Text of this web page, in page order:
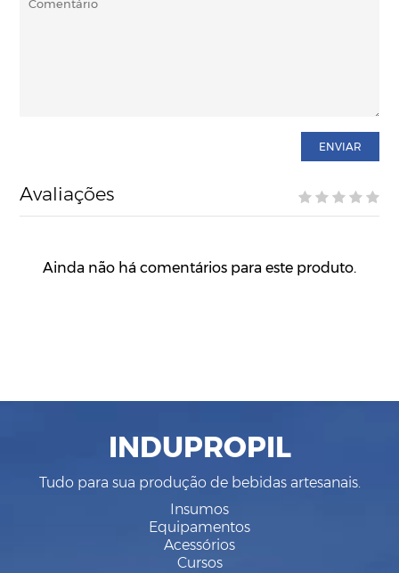
ENVIAR
Avaliações
Ainda não há comentários para este produto.
INDUPROPIL
Tudo para sua produção de bebidas artesanais.
Insumos
Equipamentos
Acessórios
Cursos